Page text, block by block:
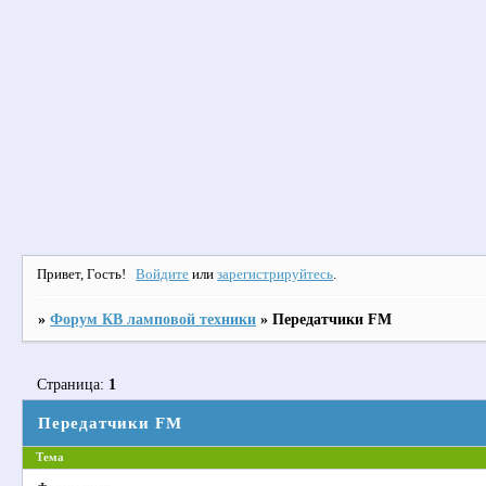
Привет, Гость! Войдите илизарегистрируйтесь.
»Форум КВ ламповой техники »Передатчики FM
Передатчики FM
Страница: 1
Тема